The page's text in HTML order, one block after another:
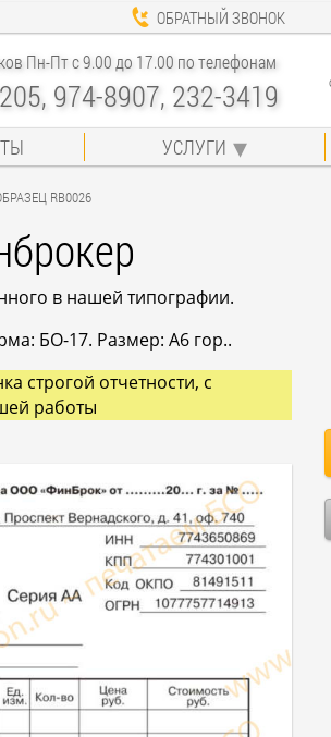
ОБРАТНЫЙ ЗВОНОК
Пн-Пт с 9.00 до 17.00 по телефонам
974-8907, 232-3419
УСЛУГИ
RB0026
в нашей типографии.
БО-17. Размер: A6 гор..
строгой отчетности, с
работы